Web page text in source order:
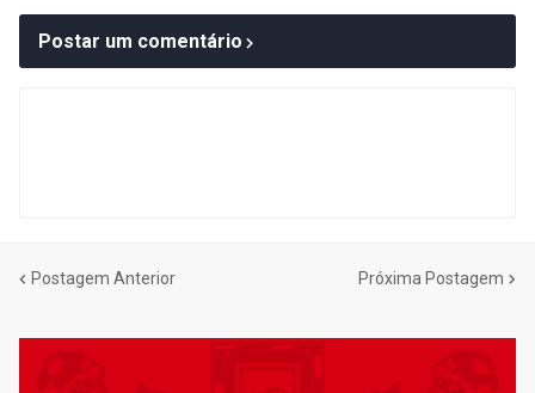
Postar um comentário
Postagem Anterior Próxima Postagem